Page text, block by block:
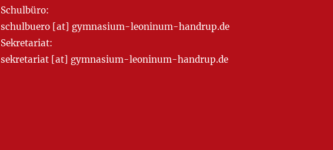
Schulbüro:
schulbuero [at] gymnasium-leoninum-handrup.de
Sekretariat:
sekretariat [at] gymnasium-leoninum-handrup.de